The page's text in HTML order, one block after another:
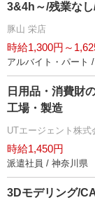
3&4h～/残業な
豚山 栄店
時給1,300円～
アルバイト・パート
日用品・消費財
工場・製造
UTエージェント株
時給1,450円
派遣社員 / 神奈川県
3Dモデリング/